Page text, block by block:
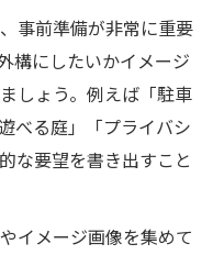
事前準備が非常に重要
構にしたいかイメージ
しょう。例えば「駐車
べる庭」「プライバシ
な要望を書き出すこと
イメージ画像を集めて